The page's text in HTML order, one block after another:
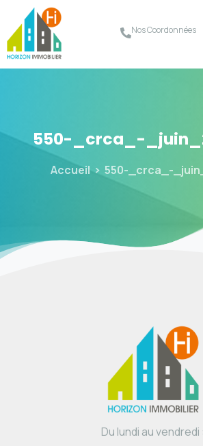
Nos Coordonnées
550-_crca_-
Accueil 550-_crca_-
Du lundi au vendredi :